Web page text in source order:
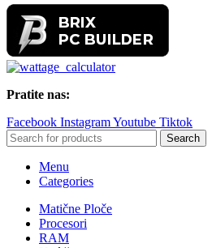
Pratite nas:
Facebook InstagramYoutube Tiktok
Search
Menu
Categories
Matične Ploče
Procesori
RAM